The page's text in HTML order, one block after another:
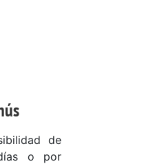
de
o por